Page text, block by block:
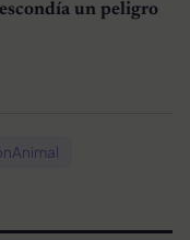
un peligro